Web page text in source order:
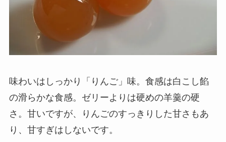
味わいはしっかり「りんご」味。食感は白こし餡
の滑らかな食感。ゼリーよりは硬めの羊羹の硬
さ。甘いですが、りんごのすっきりした甘さもあ
り、甘すぎはしないです。